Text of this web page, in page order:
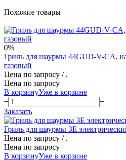
Похожие товары
0%
Гриль для шаурмы 44GUD-V-CA,
газовый
Цена по запросу / .
Цена по запросу
В корзинуУже в корзине
−
+
Заказать
Гриль для шаурмы 3E
Цена по запросу / .
Цена по запросу
В корзинуУже в корзине